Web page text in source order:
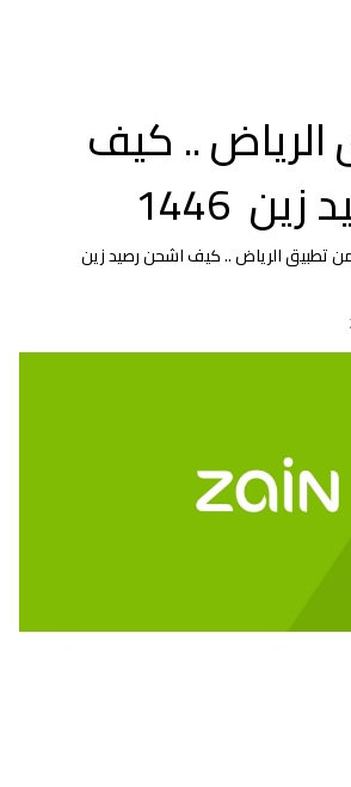
.. كيف
1446
تطبيق الرياض .. كيف اشحن رصيد زين